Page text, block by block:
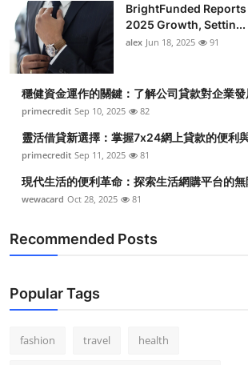
BrightFunded
2025 Growth, Settin...
alex Jun 18, 2025 91
穩健資金運作的關鍵：了解公司貸款對企業
primecredit Sep 10, 2025 82
靈活借貸新選擇：掌握7x24網上貸款的便利
primecredit Sep 11, 2025 81
現代生活的便利革命：探索生活網購平台的
wewacard Oct 28, 2025 81
Recommended Posts
Popular Tags
fashion travel health